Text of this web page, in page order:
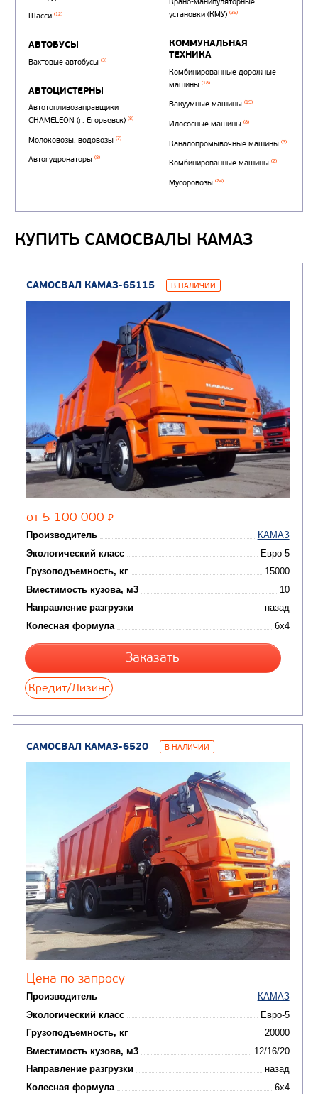
ГРУЗОВЫЕ АВТОМОБИЛИ
Бортовые автомобили(9)
(8)
Автофургоны
АВТОБУСЫ
Вахтовые автобусы(3)
АВТОЦИСТЕРНЫ
Автотопливозаправщики
CHAMELEON (г. Егорьевск)
Молоковозы, водовозы
аэродромные(1)
Автоцистерны для
Нефтепромысловые
ПОДЪЕМНО-
ТРАНСПОРТНАЯ
Крано-
установки (КМУ)
КОММУНАЛЬНАЯ
ТЕХНИКА
Комбинированные
машины(18)
Вакуумные машины
Каналопромывочные
Комбинированные
Мусоровозы
КУПИТЬ САМОСВАЛЫ КАМАЗ
САМОСВАЛ КАМАЗ-65115 В НАЛИЧИИ
от 5 100 000
Производитель
Экологический класс
Грузоподъемность, кг